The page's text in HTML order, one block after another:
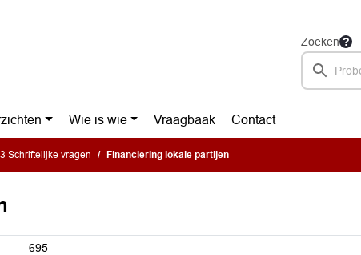
Zoeken
Wie is wie Vraagbaak Contact
Schriftelijke vragen Financiering lokale partijen
695